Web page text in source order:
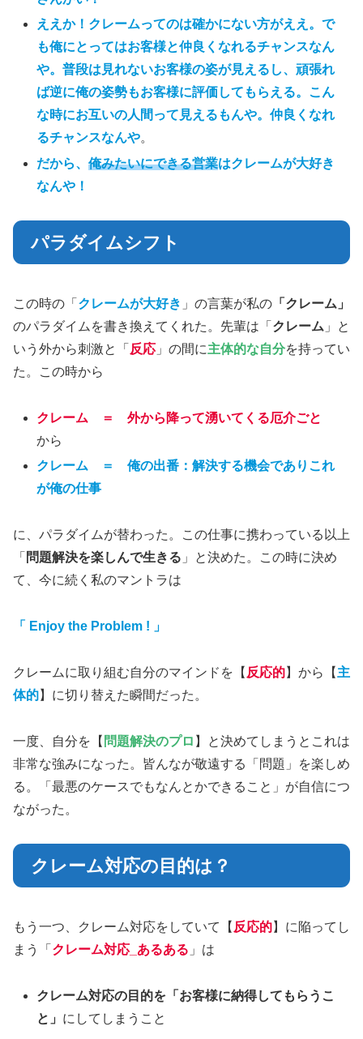
ええか！クレームってのは確かにない方がええ。で
も俺にとってはお客様と仲良くなれるチャンスなん
や。普段は見れないお客様の姿が見えるし、頑張れ
ば逆に俺の姿勢もお客様に評価してもらえる。こん
な時にお互いの人間って見えるもんや。仲良くなれ
るチャンスなんや。
だから、俺みたいにできる営業はクレームが大好き
なんや！
パラダイムシフト
この時の「 クレームが大好き 」の言葉が私の 「クレーム」
のパラダイムを書き換えてくれた。先輩は「 クレーム 」と
いう外から刺激と「 反応 」の間に主体的な自分を持ってい
た。この時から
クレーム ＝ 外から降って湧いてくる厄介ごと
から
クレーム ＝ 俺の出番：解決する機会でありこれ
が俺の仕事
に、パラダイムが替わった。この仕事に携わっている以上
「 問題解決を楽しんで生きる 」と決めた。この時に決め
て、今に続く私のマントラは
「 Enjoy the Problem ! 」
クレームに取り組む自分のマインドを【 反応的】から【 主
体的】に切り替えた瞬間だった。
一度、自分を【 問題解決のプロ 】と決めてしまうとこれは
非常な強みになった。皆んなが敬遠する「問題」を楽しめ
る。「最悪のケースでもなんとかできること」が自信につ
ながった。
クレーム対応の目的は？
もう一つ、クレーム対応をしていて【 反応的】に陥ってし
まう「 クレーム対応_あるある 」は
クレーム対応の目的を「お客様に納得してもらうこ
と」 にしてしまうこと